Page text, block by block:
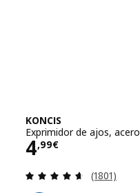
KONCIS
Exprimidor de ajos,
4,99€
Precio 4,99€
Revisa:
(1801)